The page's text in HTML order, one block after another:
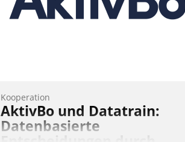
Kooperation
AktivBo und Datatrain:
Datenbasierte